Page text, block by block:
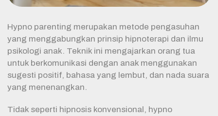
Hypno parenting merupakan metode pengasuhan
yang menggabungkan prinsip hipnoterapi dan ilmu
psikologi anak. Teknik ini mengajarkan orang tua
untuk berkomunikasi dengan anak menggunakan
sugesti positif, bahasa yang lembut, dan nada suara
yang menenangkan.
Tidak seperti hipnosis konvensional, hypno